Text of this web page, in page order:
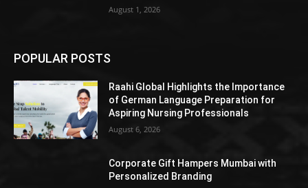
August 1, 2026
POPULAR POSTS
Raahi Global Highlights the Importance
of German Language Preparation for
Aspiring Nursing Professionals
August 6, 2026
Corporate Gift Hampers Mumbai with
Personalized Branding